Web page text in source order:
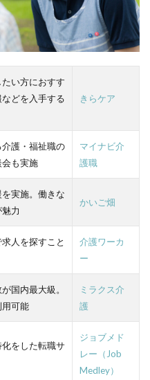
い方におすす
どを入手する
きらケア
護・福祉職の
も実施
マイナビ介
護職
実施。働きな
力
かいご畑
人を探すこと
介護ワーカ
ー
国内最大級。
可能
ミラクス介
護
をした転職サ
ジョブメド
レー（Job
Medley）